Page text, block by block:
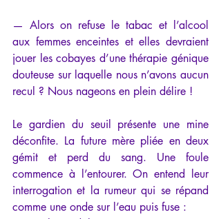
— Alors on refuse le tabac et l’alcool
aux femmes enceintes et elles devraient
jouer les cobayes d’une thérapie génique
douteuse sur laquelle nous n’avons aucun
recul ? Nous nageons en plein délire !
Le gardien du seuil présente une mine
déconfite. La future mère pliée en deux
gémit et perd du sang. Une foule
commence à l’entourer. On entend leur
interrogation et la rumeur qui se répand
comme une onde sur l’eau puis fuse :